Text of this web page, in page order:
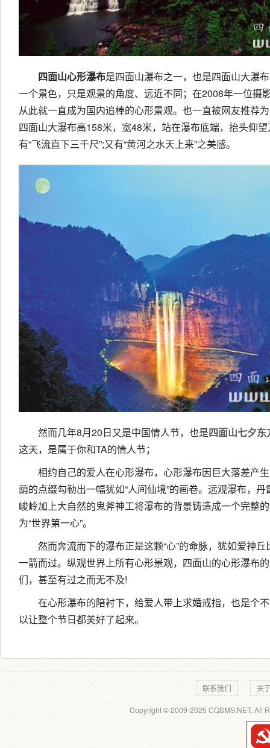
四面山心形瀑布是四面山瀑布之一，也是四面山大瀑
一个景色，只是观景的角度、远近不同；在2008年一位摄
从此就一直成为国内追棒的心形景观。也一直被网友推荐为
四面山大瀑布高158米，宽48米，站在瀑布底端，抬头仰
有“飞流直下三千尺”;又有“黄河之水天上来”之美感。
然而几年8月20日又是中国情人节，也是四面山七夕东
这天，是属于你和TA的情人节；
相约自己的爱人在心形瀑布，心形瀑布因巨大落差产
荫的点缀勾勒出一幅犹如“人间仙境”的画卷。远观瀑布，
峻岭加上大自然的鬼斧神工将瀑布的背景铸造成一个完整
为“世界第一心”。
然而奔流而下的瀑布正是这颗“心”的命脉，犹如爱神丘
一箭而过。纵观世界上所有心形景观，四面山的心形瀑布
们，甚至有过之而无不及!
在心形瀑布的陪衬下，给爱人带上求婚戒指，也是个
以让整个节日都美好了起来。
联系我们 关
Copyright © 2009-2025 CQSMS.NET. All